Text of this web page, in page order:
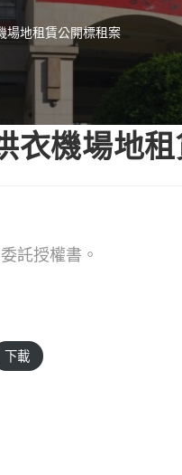
場地租賃公開標租案
衣機場地
託授權書。
下載